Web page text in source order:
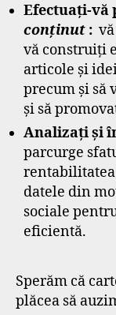
Efectuați-vă
conținut :
vă construiți
articole și
precum și să
și să
Analizați și
parcurge
datele din
sociale
eficientă.
Sperăm că
plăcea să